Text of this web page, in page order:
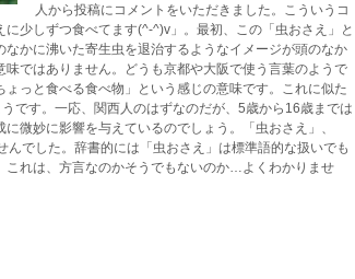
人から投稿にコメントをいただきました。こういうコ
少しずつ食べてます(^-^)v」。最初、この「虫おさえ」と
かに沸いた寄生虫を退治するようなイメージが頭のなか
ではありません。どうも京都や大阪で使う言葉のようで
っと食べる食べ物」という感じの意味です。これに似た
です。一応、関西人のはずなのだが、5歳から16歳までは
微妙に影響を与えているのでしょう。「虫おさえ」、
んでした。辞書的には「虫おさえ」は標準語的な扱いでも
これは、方言なのかそうでもないのか…よくわかりませ